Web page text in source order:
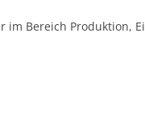
im Bereich